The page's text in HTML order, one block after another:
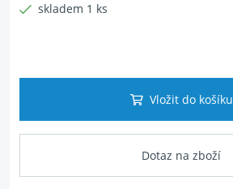
skladem 1 ks
Vložit do košíku
Dotaz na zboží